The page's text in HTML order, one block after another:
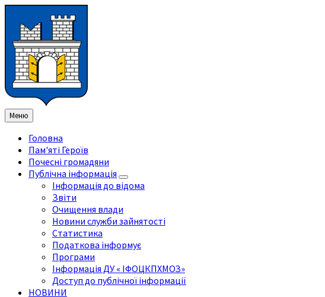
змісту
ліву
бічну
панель
праву
бічну
панель
нижнього
колонтитула
Меню
Головна
Пам'яті Героїв
Почесні громадяни
Публічна інформація
Інформація до відома
Звіти
Очищення влади
Новини служби зайнятості
Статистика
Податкова інформує
Програми
Інформація ДУ « ІФОЦКПХМОЗ»
Доступ до публічної інформації
НОВИНИ